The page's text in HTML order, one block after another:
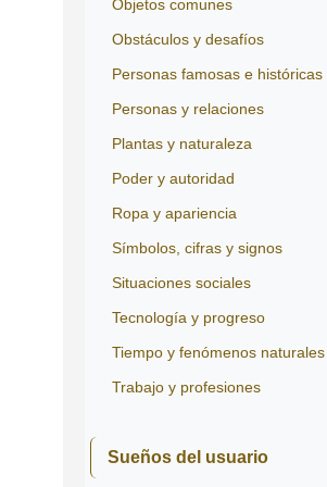
Objetos comunes
Obstáculos y desafíos
Personas famosas e históricas
Personas y relaciones
Plantas y naturaleza
Poder y autoridad
Ropa y apariencia
Símbolos, cifras y signos
Situaciones sociales
Tecnología y progreso
Tiempo y fenómenos naturales
Trabajo y profesiones
Sueños del usuario